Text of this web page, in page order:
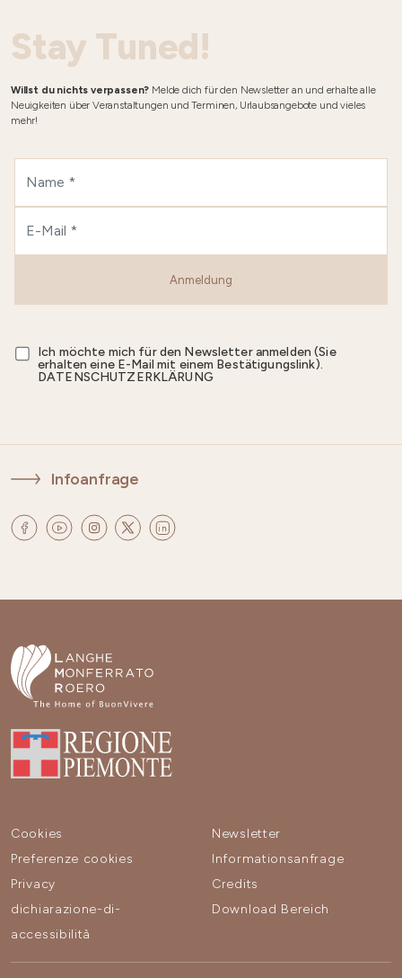
Stay Tuned!
Willst du nichts verpassen? Melde dich für den Newsletter an und erhalte alle
Neuigkeiten über Veranstaltungen und Terminen, Urlaubsangebote und vieles
mehr!
Anmeldung
Ich möchte mich für den Newsletter anmelden (Sie
erhalten eine E-Mail mit einem Bestätigungslink).
DATENSCHUTZERKLÄRUNG
Infoanfrage
Cookies
Preferenze cookies
Privacy
dichiarazione-di-
accessibilità
Newsletter
Informationsanfrage
Credits
Download Bereich